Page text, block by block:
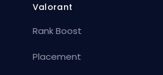
Valorant
Rank Boost
Placement